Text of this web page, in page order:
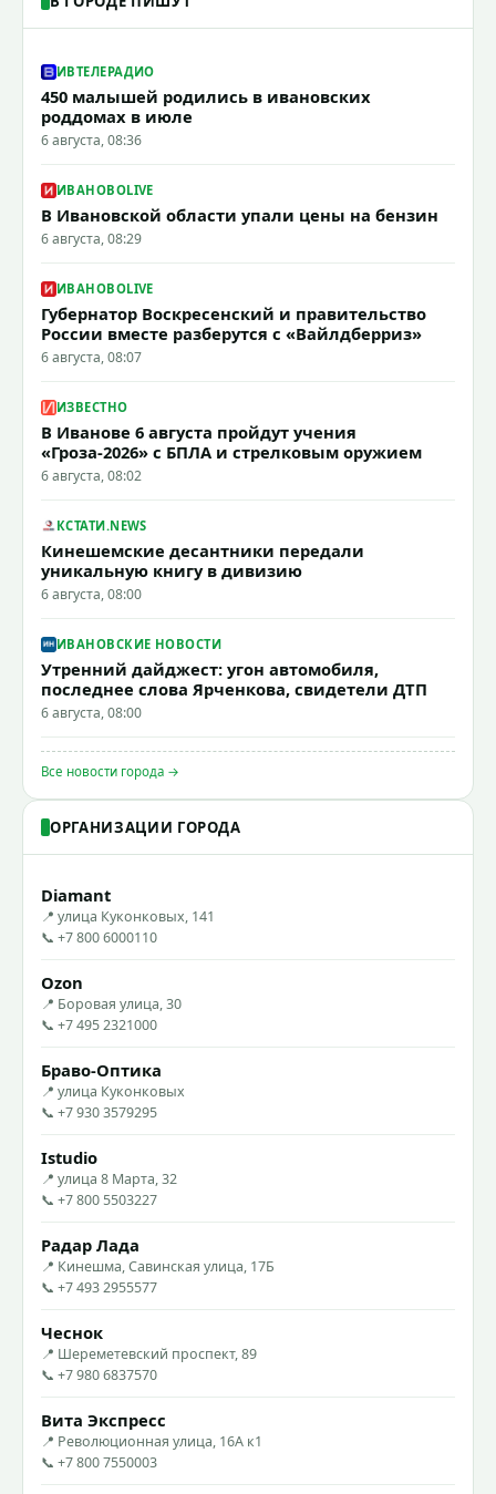
ИВТЕЛЕРАДИО
450 малышей родились в ивановских
роддомах в июле
6 августа, 08:36
ИВАНОВОLIVE
В Ивановской области упали цены на бензин
6 августа, 08:29
ИВАНОВОLIVE
Губернатор Воскресенский и правительство
России вместе разберутся с «Вайлдберриз»
6 августа, 08:07
ИЗВЕСТНО
В Иванове 6 августа пройдут учения
«Гроза-2026» с БПЛА и стрелковым оружием
6 августа, 08:02
КСТАТИ.NEWS
Кинешемские десантники передали
уникальную книгу в дивизию
6 августа, 08:00
ИВАНОВСКИЕ НОВОСТИ
Утренний дайджест: угон автомобиля,
последнее слова Ярченкова, свидетели ДТП
6 августа, 08:00
Все новости города →
ОРГАНИЗАЦИИ ГОРОДА
Diamant
📍 улица Куконковых, 141
📞 +7 800 6000110
Ozon
📍 Боровая улица, 30
📞 +7 495 2321000
Браво-Оптика
📍 улица Куконковых
📞 +7 930 3579295
Istudio
📍 улица 8 Марта, 32
📞 +7 800 5503227
Радар Лада
📍 Кинешма, Савинская улица, 17Б
📞 +7 493 2955577
Чеснок
📍 Шереметевский проспект, 89
📞 +7 980 6837570
Вита Экспресс
📍 Революционная улица, 16А к1
📞 +7 800 7550003